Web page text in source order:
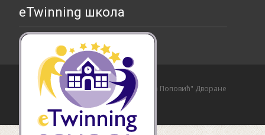
eTwinning школа
Copyright © Основна школа "Страхиња Поповић" Дворане
Izrada sajta i hosting:
Hosting-Srbija